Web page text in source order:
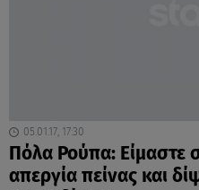
05.01.17, 17:30
Πόλα Ρούπα: Είμαστε
απεργία πείνας και